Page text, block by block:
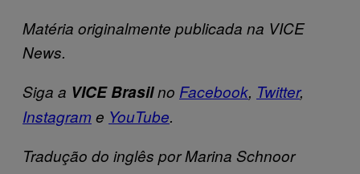
Matéria originalmente publicada na VICE
News.
Siga a VICE Brasilno Facebook, Twitter,
Instagrame YouTube.
Tradução do inglês por Marina Schnoor